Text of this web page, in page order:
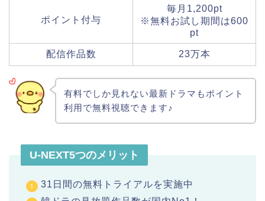
ポイント付与
毎月1,200pt
※無料お試し期間は600
pt
配信作品数 23万本
有料でしか見れない最新ドラマもポイント
利用で無料視聴できます♪
U-NEXT5つのメリット
31日間の無料トライアルを実施中